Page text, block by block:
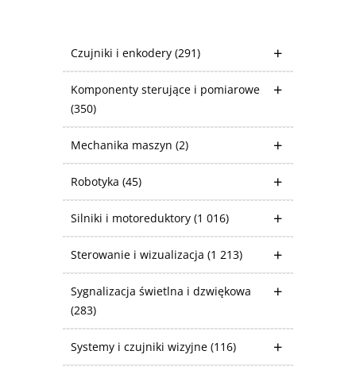
Czujniki i enkodery (291)
Komponenty sterujące i pomiarowe
(350)
Mechanika maszyn (2)
Robotyka (45)
Silniki i motoreduktory (1 016)
Sterowanie i wizualizacja (1 213)
Sygnalizacja świetlna i dzwiękowa
(283)
Systemy i czujniki wizyjne (116)